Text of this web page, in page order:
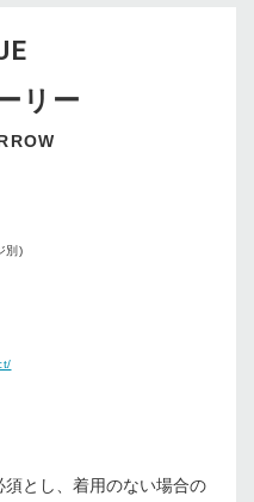
20
27
リー
別)
とし、着用のない場合の